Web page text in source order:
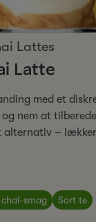
Lattes
Latte
med et
og nem at
alternativ –
chai-smag Sort te